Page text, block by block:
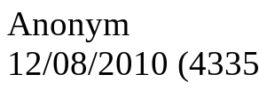
Anonym
12/08/2010